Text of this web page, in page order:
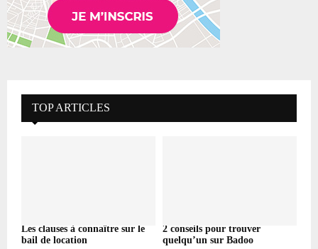
TOP ARTICLES
Les clauses à connaître sur le
bail de location
2 conseils pour trouver
quelqu’un sur Badoo